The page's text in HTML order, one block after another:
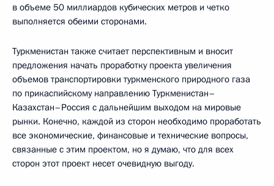
в объеме 50 миллиардов кубических метров и четко
выполняется обеими сторонами.
Туркменистан также считает перспективным и вносит
предложения начать проработку проекта увеличения
объемов транспортировки туркменского природного газа
по прикаспийскому направлению Туркменистан–
Казахстан–Россия с дальнейшим выходом на мировые
рынки. Конечно, каждой из сторон необходимо проработать
все экономические, финансовые и технические вопросы,
связанные с этим проектом, но я думаю, что для всех
сторон этот проект несет очевидную выгоду.